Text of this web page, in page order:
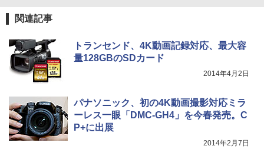
関連記事
トランセンド、4K動画記録対応、最大容
量128GBのSDカード
2014年4月2日
パナソニック、初の4K動画撮影対応ミラ
ーレス一眼「DMC-GH4」を今春発売。C
P+に出展
2014年2月7日